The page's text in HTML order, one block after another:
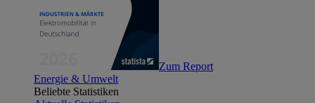
Zum Report
Energie & Umwelt
Beliebte Statistiken